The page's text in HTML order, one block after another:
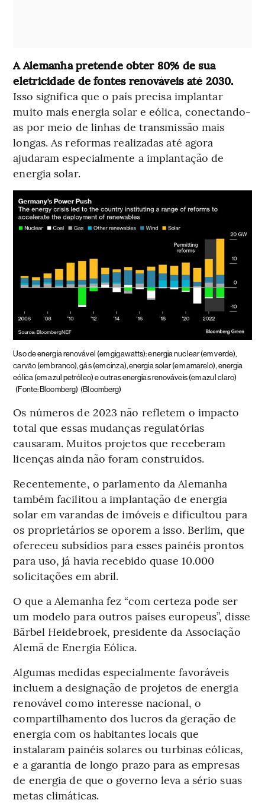
A Alemanha pretende obter 80% de sua
eletricidade de fontes renováveis até 2030.
Isso significa que o país precisa implantar
muito mais energia solar e eólica, conectando-
as por meio de linhas de transmissão mais
longas. As reformas realizadas até agora
ajudaram especialmente a implantação de
energia solar.
Uso de energia renovável (em gigawatts): energia nuclear (em verde),
carvão (em branco), gás (em cinza), energia solar (em amarelo), energia
eólica (em azul petróleo) e outras energias renováveis (em azul claro)
(Fonte: Bloomberg) (Bloomberg)
Os números de 2023 não refletem o impacto
total que essas mudanças regulatórias
causaram. Muitos projetos que receberam
licenças ainda não foram construídos.
Recentemente, o parlamento da Alemanha
também facilitou a implantação de energia
solar em varandas de imóveis e dificultou para
os proprietários se oporem a isso. Berlim, que
ofereceu subsídios para esses painéis prontos
para uso, já havia recebido quase 10.000
solicitações em abril.
O que a Alemanha fez “com certeza pode ser
um modelo para outros países europeus”, disse
Bärbel Heidebroek, presidente da Associação
Alemã de Energia Eólica.
Algumas medidas especialmente favoráveis
incluem a designação de projetos de energia
renovável como interesse nacional, o
compartilhamento dos lucros da geração de
energia com os habitantes locais que
instalaram painéis solares ou turbinas eólicas,
e a garantia de longo prazo para as empresas
de energia de que o governo leva a sério suas
metas climáticas.